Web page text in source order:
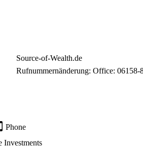
Source-of-Wealth.de
Rufnummernänderung: Office: 06158-
Phone
Investments